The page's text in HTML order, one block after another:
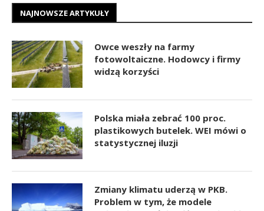
NAJNOWSZE ARTYKUŁY
Owce weszły na farmy
fotowoltaiczne. Hodowcy i firmy
widzą korzyści
Polska miała zebrać 100 proc.
plastikowych butelek. WEI mówi o
statystycznej iluzji
Zmiany klimatu uderzą w PKB.
Problem w tym, że modele